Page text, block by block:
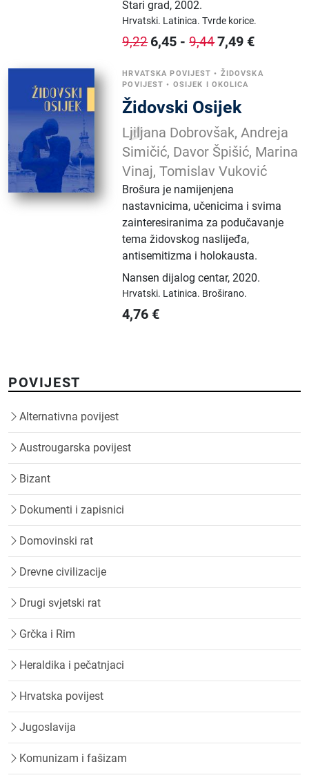
Stari grad,2002.
Hrvatski. Latinica.Tvrde korice.
9,22 6,45 -9,447,49 €
HRVATSKA POVIJEST • ŽIDOVSKA
POVIJEST • OSIJEK I OKOLICA
Židovski Osijek
Ljiljana Dobrovšak, Andreja
Simičić, Davor Špišić, Marina
Vinaj, Tomislav Vuković
Brošura je namijenjena
nastavnicima, učenicima i svima
zainteresiranima za podučavanje
tema židovskog naslijeđa,
antisemitizma i holokausta.
Nansen dijalog centar,2020.
Hrvatski. Latinica. Broširano.
4,76 €
POVIJEST
Alternativna povijest
Austrougarska povijest
Bizant
Dokumenti i zapisnici
Domovinski rat
Drevne civilizacije
Drugi svjetski rat
Grčka i Rim
Heraldika i pečatnjaci
Hrvatska povijest
Jugoslavija
Komunizam i fašizam